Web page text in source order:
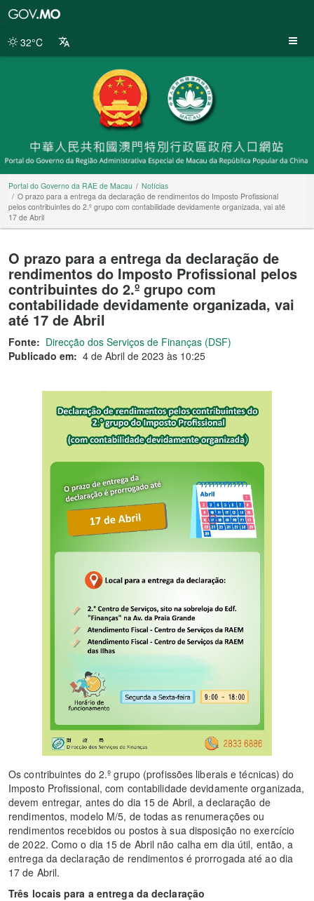
da
32°C
Portal do Governo da RAE de Macau
Notícias
O prazo para a entrega da declaração de rendimentos do Imposto Profissional
pelos contribuintes do 2.º grupo com contabilidade devidamente organizada, vai até
17 de Abril
O prazo para a entrega da declaração de
rendimentos do Imposto Profissional pelos
contribuintes do 2.º grupo com
contabilidade devidamente organizada, vai
até 17 de Abril
Fonte: Direcção dos Serviços de Finanças (DSF)
Publicado em: 4 de Abril de 2023 às 10:25
Os contribuintes do 2.º grupo (profissões liberais e técnicas) do
Imposto Profissional, com contabilidade devidamente organizada,
devem entregar, antes do dia 15 de Abril, a declaração de
rendimentos, modelo M/5, de todas as renumerações ou
rendimentos recebidos ou postos à sua disposição no exercício
de 2022. Como o dia 15 de Abril não calha em dia útil, então, a
entrega da declaração de rendimentos é prorrogada até ao dia
17 de Abril.
Três locais para a entrega da declaração